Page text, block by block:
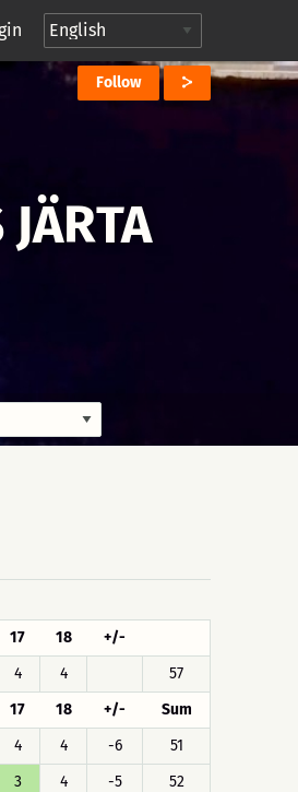
Follow
17 18
+/-
4 4
57
17 18 +/-
Sum
4 4 -6
51
3 4 -5
52